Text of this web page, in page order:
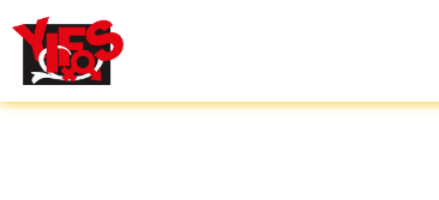
Skip
content